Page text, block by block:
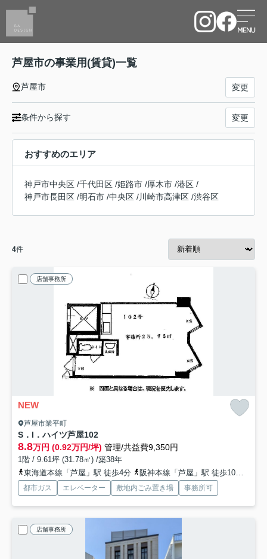
芦屋市の事業用(賃貸)一覧
芦屋市 変更
条件から探す 変更
おすすめのエリア
神戸市中央区 /千代田区 /姫路市 /厚木市 /港区 /
神戸市長田区 /明石市 /中央区 /川崎市高津区 /渋谷区
4件
店舗事務所
NEW
芦屋市業平町
S．I．ハイツ芦屋102
8.8万円 (0.92万円/坪) 管理/共益費9,350円
1階 / 9.61坪 (31.78㎡) /築38年
東海道本線「芦屋」駅 徒歩4分
阪神本線「芦屋」駅 徒歩10分
都市ガス エレベーター 敷地内ごみ置き場 事務所可
店舗事務所